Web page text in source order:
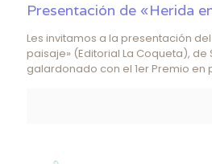
Presentación de «Herida
Les invitamos a la presentación
paisaje» (Editorial La Coqueta), de
galardonado con el 1er Premio en